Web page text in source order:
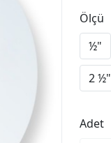
Ölçü
½"
2 ½"
Adet